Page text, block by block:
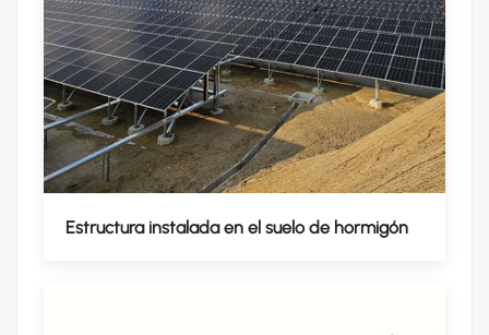
Estructura instalada en el suelo de hormigón